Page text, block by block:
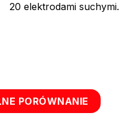
20 elektrodami suchymi.
PORÓWNANIE